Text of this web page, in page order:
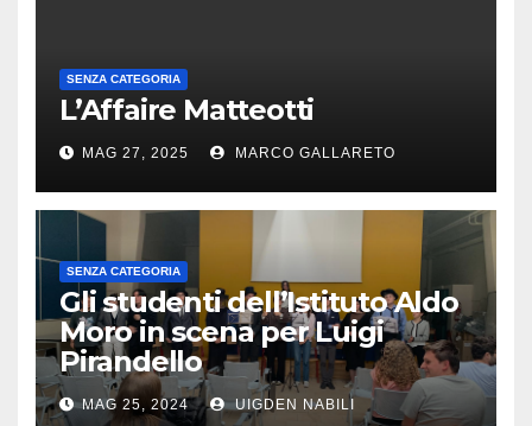
SENZA CATEGORIA
L’Affaire Matteotti
MAG 27, 2025 MARCO GALLARETO
SENZA CATEGORIA
Gli studenti dell’Istituto Aldo
Moro in scena per Luigi
Pirandello
MAG 25, 2024 UIGDEN NABILI